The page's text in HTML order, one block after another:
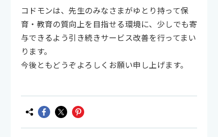
コドモンは、先生のみなさまがゆとり持って保
育・教育の質向上を目指せる環境に、少しでも寄
与できるよう引き続きサービス改善を行ってまい
ります。
今後ともどうぞよろしくお願い申し上げます。